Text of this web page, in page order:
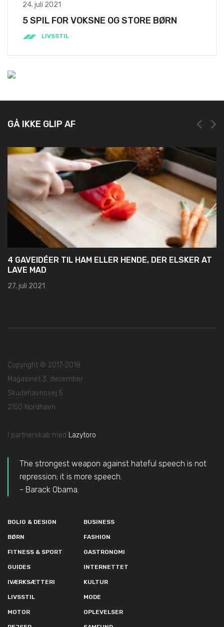
24. juli 2021
5 SPIL FOR VOKSNE OG STORE BØRN
LIVSSTIL
GÅ IKKE GLIP AF
4 GAVEIDÉER TIL HAM ELLER HENDE, DER ELSKER AT
LAVE MAD
27. juli 2021
Copyright © 2017-2018
Magasinet 3. december
Skudehavnsvej 5
2150 Nordhavn
I partnerskab med Lazytoro
The strongest weapon against hateful speech is not
repression; it is more speech.
- Barack Obama.
BOLIG & DESIGN BUSINESS
BØRN FASHION
FITNESS & SPORT GASTRONOMI
GUIDES INTERNETTET
IVÆRKSÆTTERI KULTUR
LIVSSTIL MODE
MOTOR OPLEVELSER